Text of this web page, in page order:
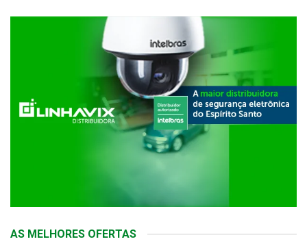
AS MELHORES OFERTAS